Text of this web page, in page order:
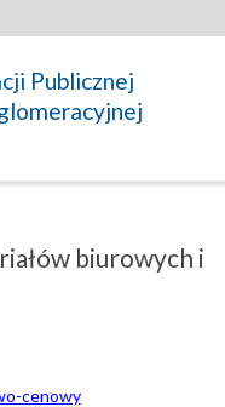
Publicznej
biurowych i
cenowy